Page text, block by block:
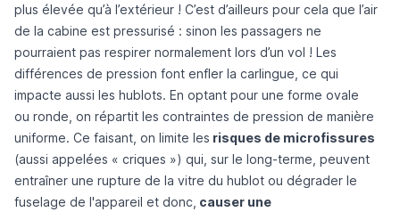
plus élevée qu’à l’extérieur ! C’est d’ailleurs pour cela que l’air
de la cabine est pressurisé : sinon les passagers ne
pourraient pas respirer normalement lors d’un vol ! Les
différences de pression font enfler la carlingue, ce qui
impacte aussi les hublots. En optant pour une forme ovale
ou ronde, on répartit les contraintes de pression de manière
uniforme. Ce faisant, on limite les risques de microfissures
(aussi appelées « criques ») qui, sur le long-terme, peuvent
entraîner une rupture de la vitre du hublot ou dégrader le
fuselage de l'appareil et donc, causer une